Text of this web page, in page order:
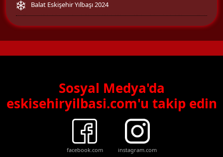
Balat Eskişehir Yılbaşı 2024
Sosyal Medya'da
eskisehiryilbasi.com'u takip edin
facebook.com instagram.com